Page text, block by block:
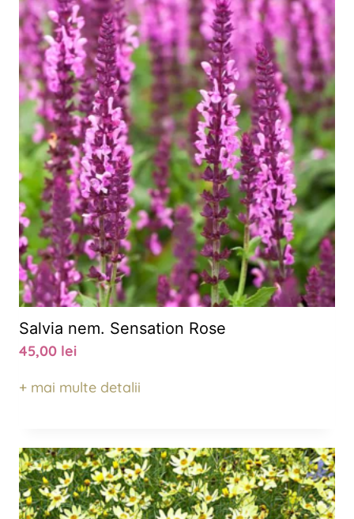
Salvia nem. Sensation Rose
45,00 lei
+ mai multe detalii